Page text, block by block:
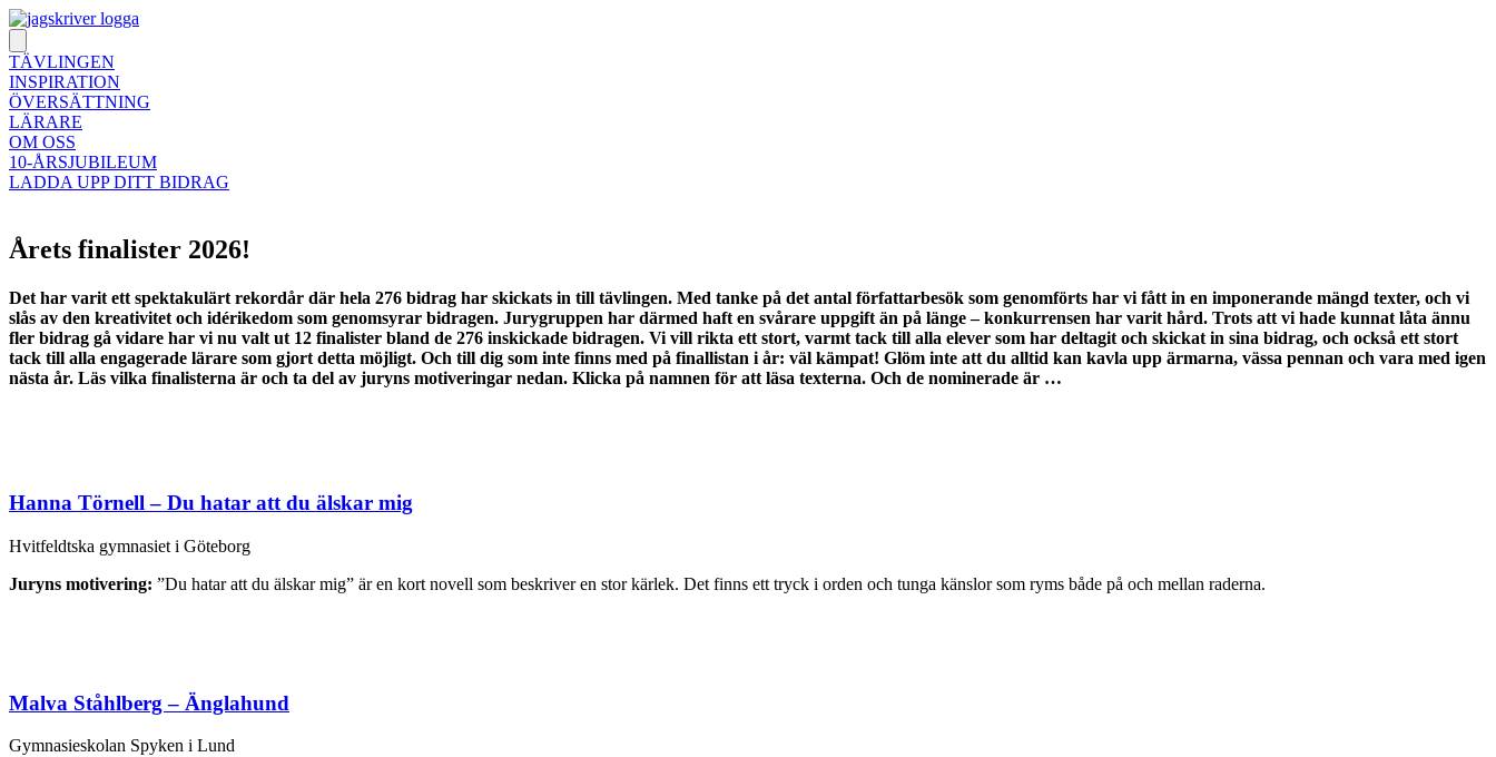
TÄVLINGEN
INSPIRATION
ÖVERSÄTTNING
LÄRARE
OM OSS
10-ÅRSJUBILEUM
LADDA UPP DITT BIDRAG
Årets finalister 2026!
Det har varit ett spektakulärt rekordår där hela 276 bidrag har skickats in till tävlingen. Med tanke på det antal författarbesök som genomförts har vi fått in en imponerande mängd texter, och vi
slås av den kreativitet och idérikedom som genomsyrar bidragen. Jurygruppen har därmed haft en svårare uppgift än på länge – konkurrensen har varit hård. Trots att vi hade kunnat låta ännu
fler bidrag gå vidare har vi nu valt ut 12 finalister bland de 276 inskickade bidragen. Vi vill rikta ett stort, varmt tack till alla elever som har deltagit och skickat in sina bidrag, och också ett stort
tack till alla engagerade lärare som gjort detta möjligt. Och till dig som inte finns med på finallistan i år: väl kämpat! Glöm inte att du alltid kan kavla upp ärmarna, vässa pennan och vara med igen
nästa år. Läs vilka finalisterna är och ta del av juryns motiveringar nedan. Klicka på namnen för att läsa texterna. Och de nominerade är …
Hanna Törnell – Du hatar att du älskar mig
Hvitfeldtska gymnasiet i Göteborg
Juryns motivering: ”Du hatar att du älskar mig” är en kort novell som beskriver en stor kärlek. Det finns ett tryck i orden och tunga känslor som ryms både på och mellan raderna.
Malva Ståhlberg – Änglahund
Gymnasieskolan Spyken i Lund